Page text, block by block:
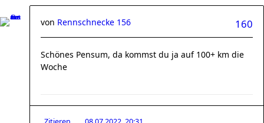
160
von Rennschnecke 156
Schönes Pensum, da kommst du ja auf 100+ km die
Woche